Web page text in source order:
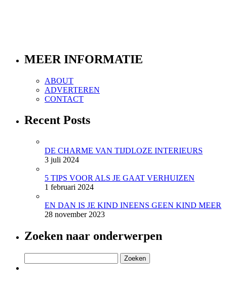
MEER INFORMATIE
ABOUT
ADVERTEREN
CONTACT
Recent Posts
DE CHARME VAN TIJDLOZE INTERIEURS
3 juli 2024
5 TIPS VOOR ALS JE GAAT VERHUIZEN
1 februari 2024
EN DAN IS JE KIND INEENS GEEN KIND MEER
28 november 2023
Zoeken naar onderwerpen
naar: